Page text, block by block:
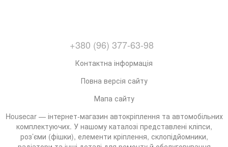
+380 (96) 377-63-98
Контактна інформація
Повна версія сайту
Мапа сайту
Housecar — інтернет-магазин автокріплення та автомобільних
комплектуючих. У нашому каталозі представлені кліпси,
роз’єми (фішки), елементи кріплення, склопідйомники,